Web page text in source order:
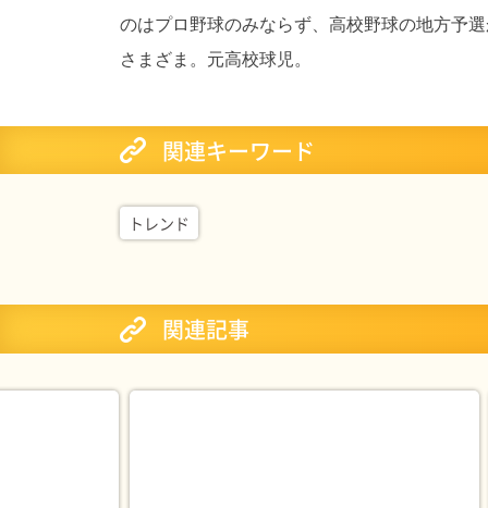
のはプロ野球のみならず、高校野球の地方予
さまざま。元高校球児。
関連キーワード
トレンド
関連記事